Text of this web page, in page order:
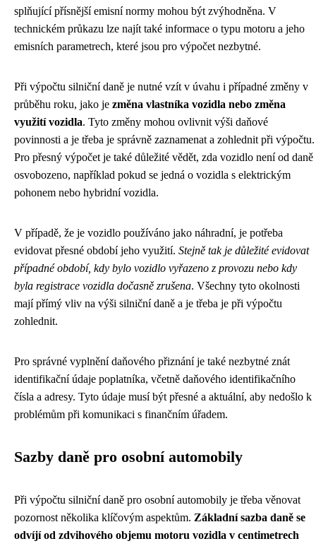
splňující přísnější emisní normy mohou být zvýhodněna. V
technickém průkazu lze najít také informace o typu motoru a jeho
emisních parametrech, které jsou pro výpočet nezbytné.
Při výpočtu silniční daně je nutné vzít v úvahu i případné změny v
průběhu roku, jako je změna vlastníka vozidla nebo změna
využití vozidla. Tyto změny mohou ovlivnit výši daňové
povinnosti a je třeba je správně zaznamenat a zohlednit při výpočtu.
Pro přesný výpočet je také důležité vědět, zda vozidlo není od daně
osvobozeno, například pokud se jedná o vozidla s elektrickým
pohonem nebo hybridní vozidla.
V případě, že je vozidlo používáno jako náhradní, je potřeba
evidovat přesné období jeho využití. Stejně tak je důležité evidovat
případné období, kdy bylo vozidlo vyřazeno z provozu nebo kdy
byla registrace vozidla dočasně zrušena. Všechny tyto okolnosti
mají přímý vliv na výši silniční daně a je třeba je při výpočtu
zohlednit.
Pro správné vyplnění daňového přiznání je také nezbytné znát
identifikační údaje poplatníka, včetně daňového identifikačního
čísla a adresy. Tyto údaje musí být přesné a aktuální, aby nedošlo k
problémům při komunikaci s finančním úřadem.
Sazby daně pro osobní automobily
Při výpočtu silniční daně pro osobní automobily je třeba věnovat
pozornost několika klíčovým aspektům. Základní sazba daně se
odvíjí od zdvihového objemu motoru vozidla v centimetrech